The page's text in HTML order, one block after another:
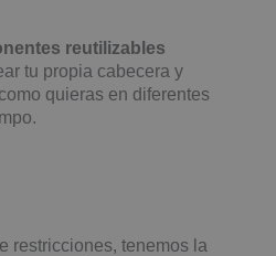
reutilizables
tu propia cabecera y
quieras en diferentes
restricciones, tenemos la